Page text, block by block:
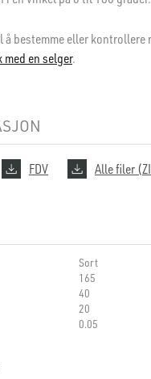
å bestemme eller
med en selger.
FDV Alle filer
Sort
165
40
20
0.05